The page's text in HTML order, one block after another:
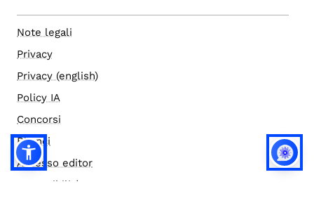
Note legali
Privacy
Privacy (english)
Policy IA
Concorsi
Bilanci
Accesso editor
Accessibilità